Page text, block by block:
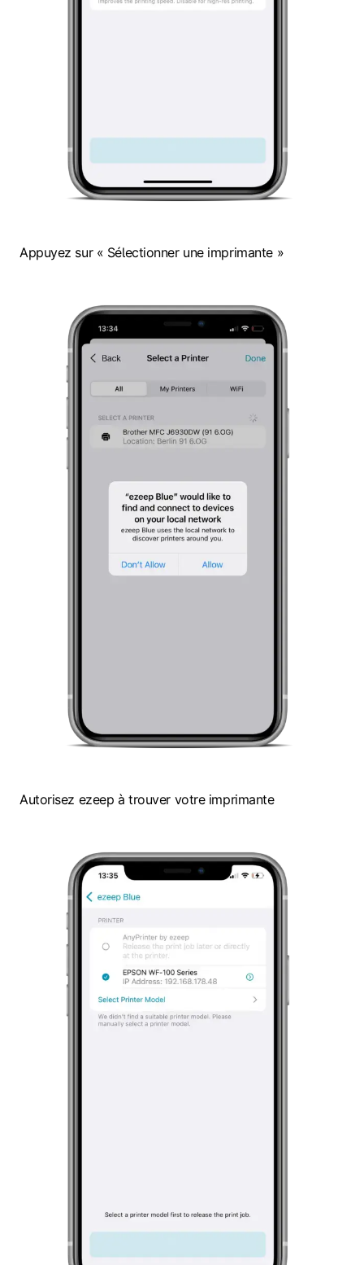
Appuyez sur « Sélectionner une imprimante »
Autorisez ezeep à trouver votre imprimante